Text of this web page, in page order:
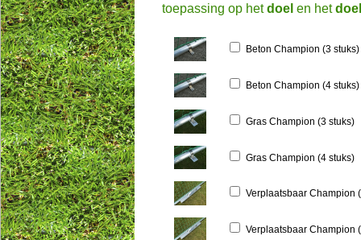
toepassing op hetdoel en het
Beton Champion (3 stuks)
Beton Champion (4 stuks)
Gras Champion (3 stuks)
Gras Champion (4 stuks)
Verplaatsbaar Champion
Verplaatsbaar Champion